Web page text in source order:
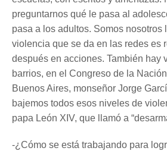
preguntarnos qué le pasa al
pasa a los adultos. Somos nosotros
violencia que se da en las redes es
después en acciones. También hay
barrios, en el Congreso de la
Buenos Aires, monseñor Jorge
bajemos todos esos niveles de
papa León XIV, que llamó a
-¿Cómo se está trabajando para